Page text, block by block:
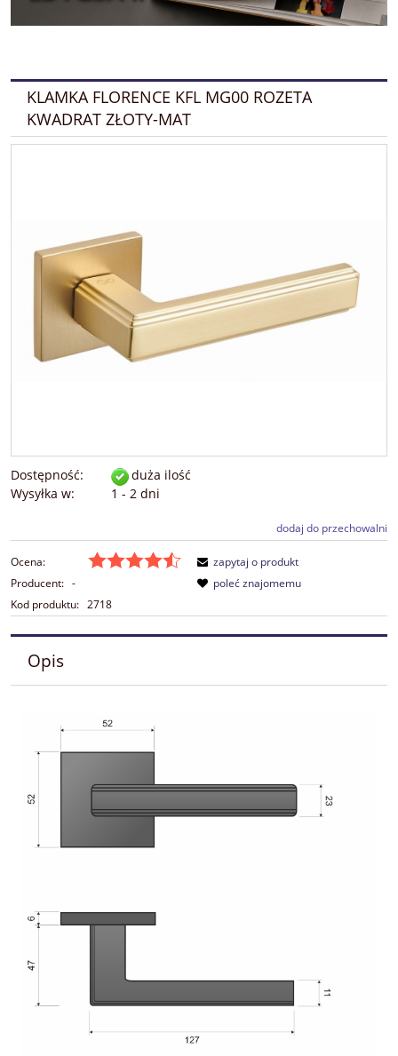
KLAMKA FLORENCE KFL MG00 ROZETA
KWADRAT ZŁOTY-MAT
Dostępność:
duża ilość
Wysyłka w:
1 - 2 dni
dodaj do przechowalni
Ocena:
Producent: -
Kod produktu: 2718
zapytaj o produkt
poleć znajomemu
Opis